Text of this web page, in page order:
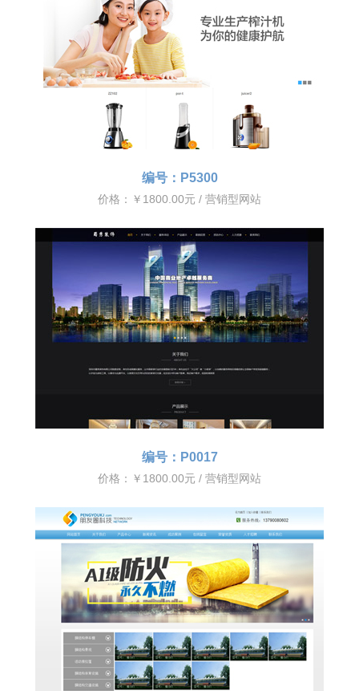
编号：P5300
价格：￥1800.00元 / 营销型网站
编号：P0017
价格：￥1800.00元 / 营销型网站